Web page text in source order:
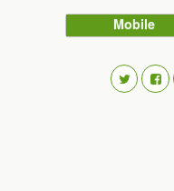
Mobile